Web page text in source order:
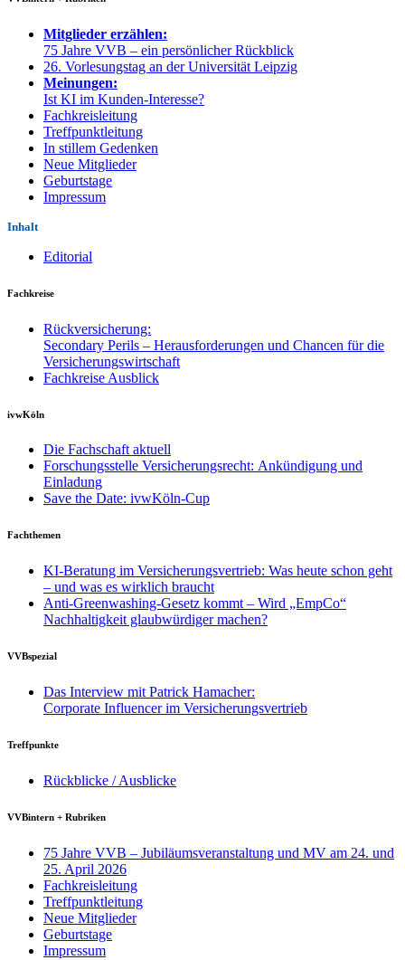
Mitglieder erzählen:
75 Jahre VVB – ein persönlicher Rückblick
26. Vorlesungstag an der Universität Leipzig
Meinungen:
Ist KI im Kunden-Interesse?
Fachkreisleitung
Treffpunktleitung
In stillem Gedenken
Neue Mitglieder
Geburtstage
Impressum
Inhalt
Editorial
Fachkreise
Rückversicherung:
Secondary Perils – Herausforderungen und Chancen für die
Versicherungswirtschaft
Fachkreise Ausblick
ivwKöln
Die Fachschaft aktuell
Forschungsstelle Versicherungsrecht: Ankündigung und
Einladung
Save the Date: ivwKöln-Cup
Fachthemen
KI-Beratung im Versicherungsvertrieb: Was heute schon geht
– und was es wirklich braucht
Anti-Greenwashing-Gesetz kommt – Wird „EmpCo“
Nachhaltigkeit glaubwürdiger machen?
VVBspezial
Das Interview mit Patrick Hamacher:
Corporate Influencer im Versicherungsvertrieb
Treffpunkte
Rückblicke / Ausblicke
VVBintern + Rubriken
75 Jahre VVB – Jubiläumsveranstaltung und MV am 24. und
25. April 2026
Fachkreisleitung
Treffpunktleitung
Neue Mitglieder
Geburtstage
Impressum